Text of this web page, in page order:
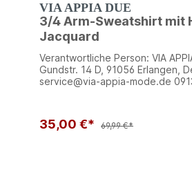
VIA APPIA DUE
3/4 Arm-Sweatshirt mit
Jacquard
Verantwortliche Person: VIA
Gundstr. 14 D, 91056 Erlangen,
service@via-appia-mode.de
35,00 €* 69,99 €*